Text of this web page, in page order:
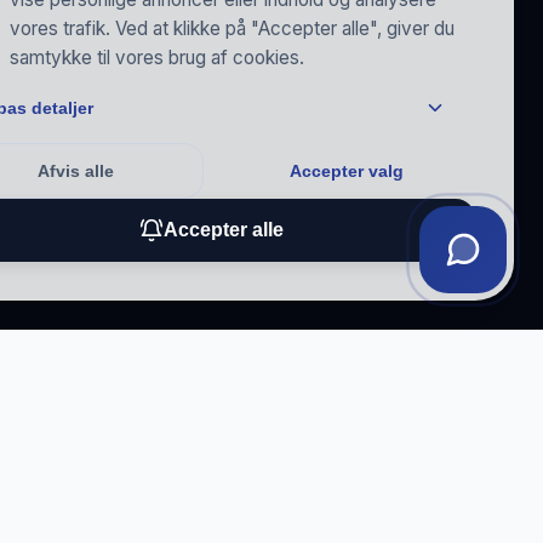
vores trafik. Ved at klikke på "Accepter alle", giver du
samtykke til vores brug af cookies.
detaljer
Afvis alle Accepter valg
Accepter alle